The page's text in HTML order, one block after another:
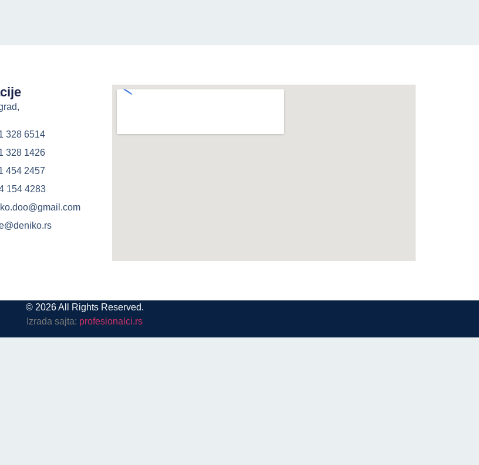
328 6514
328 1426
454 2457
154 4283
© 2026 All Rights Reserved.
Izrada sajta: profesionalci.rs